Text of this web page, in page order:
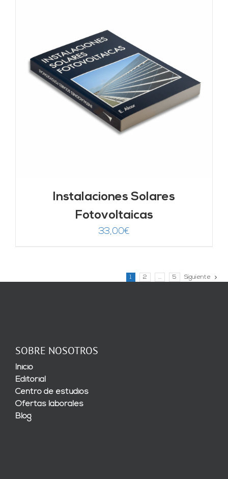
Instalaciones Solares
Fotovoltaicas
33,00€
1 2 … 5 Siguiente
SOBRE NOSOTROS
Inicio
Editorial
Centro de estudios
Ofertas laborales
Blog